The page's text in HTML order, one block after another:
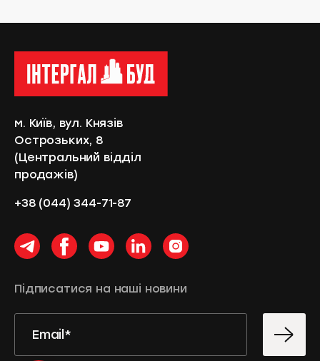
м. Київ, вул. Князів
Острозьких, 8
(Центральний відділ
продажів)
+38 (044) 344-71-87
Підписатися на наші новини